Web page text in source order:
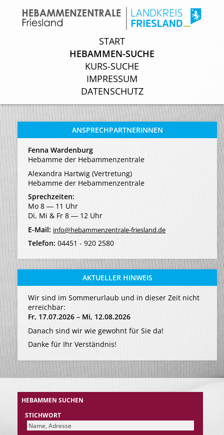
START
HEBAMMEN-SUCHE
KURS-SUCHE
IMPRESSUM
DATENSCHUTZ
START
HEBAMMEN-SUCHE
KURS-SUCHE
IMPRESSUM
DATENSCHUTZ
ANSPRECHPARTNERINNEN
Fenna Wardenburg
Hebamme der Hebammenzentrale
Alexandra Hartwig (Vertretung)
Hebamme der Hebammenzentrale
Sprechzeiten:
Mo 8 ― 11 Uhr
Di, Mi & Fr 8 ― 12 Uhr
E-Mail: info@hebammenzentrale-friesland.de
Telefon: 04451 - 920 2580
AKTUELLER HINWEIS
Wir sind im Sommerurlaub und in dieser Zeit nicht
erreichbar:
Fr, 17.07.2026 – Mi, 12.08.2026
Danach sind wir wie gewohnt für Sie da!
Danke für Ihr Verständnis!
HEBAMMEN SUCHEN
STICHWORT